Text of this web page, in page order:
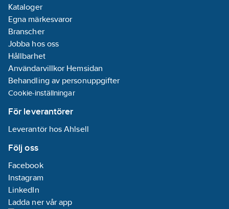
Kataloger
Egna märkesvaror
Branscher
Jobba hos oss
Hållbarhet
Användarvillkor Hemsidan
Behandling av personuppgifter
Cookie-inställningar
För leverantörer
Leverantör hos Ahlsell
Följ oss
Facebook
Instagram
LinkedIn
Ladda ner vår app